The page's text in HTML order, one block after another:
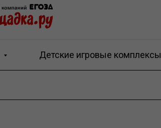
Детские игровые комплексы